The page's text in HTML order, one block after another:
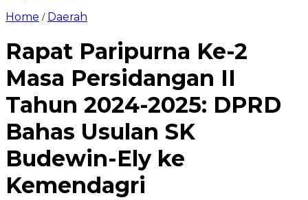
Home / Daerah
Rapat Paripurna Ke-2
Masa Persidangan II
Tahun 2024-2025: DPRD
Bahas Usulan SK
Budewin-Ely ke
Kemendagri